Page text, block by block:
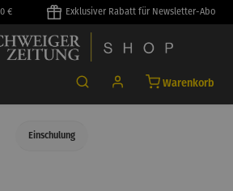
€ Exklusiver Rabatt für Newsletter-Abo
Warenkorb
Einschulung